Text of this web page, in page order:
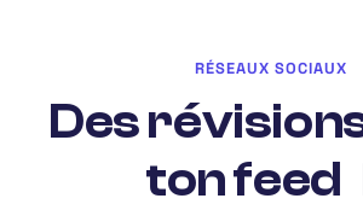
RÉSEAUX SOCIAUX
Des
ton feed